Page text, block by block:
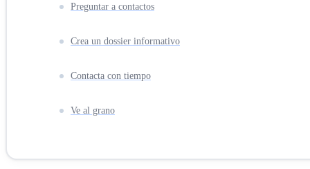
Preguntar a contactos
Crea un dossier informativo
Contacta con tiempo
Ve al grano